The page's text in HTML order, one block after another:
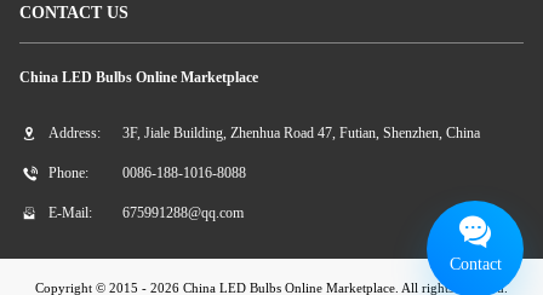
CONTACT US
China LED Bulbs Online Marketplace
Address: 3F, Jiale Building, Zhenhua Road 47, Futian, Shenzhen, China
Phone: 0086-188-1016-8088
E-Mail: 675991288@qq.com
Copyright © 2015 - 2026 China LED Bulbs Online Marketplace. All rights reserved.
Contact